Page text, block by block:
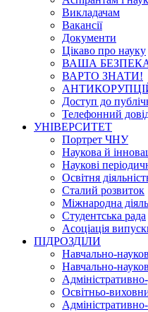
Викладачам
Вакансії
Документи
Цікаво про науку
ВАША
ВАРТО ЗНАТИ!
Доступ до
Телефонний
УНІВЕРСИТЕТ
Портрет ЧНУ
Наукова й
Наукові
Освітня
Сталий розвиток
Міжнародна
Студентська рада
Асоціація
ПІДРОЗДІЛИ
Навчально-
Навчально-
Освітньо-